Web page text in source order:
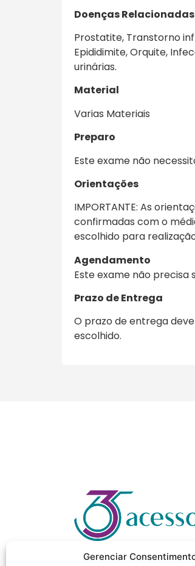
Gerenciar
Doenças Relacionadas
Prostatite, Transtorno
Epididimite, Orquite,
urinárias.
Material
Varias Materiais
Preparo
Este exame não
Orientações
IMPORTANTE: As
confirmadas com o
escolhido para
Agendamento
Este exame não precisa
Prazo de Entrega
O prazo de entrega
escolhido.